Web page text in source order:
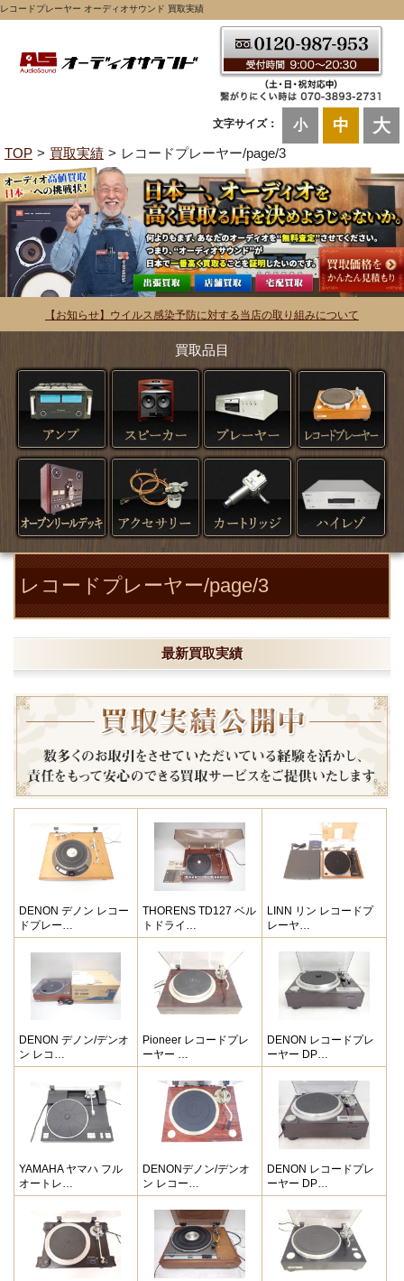
レコードプレーヤー オーディオサウンド 買取実績
文字サイズ： 小 中 大
TOP 買取実績 レコードプレーヤー/page/3
【お知らせ】ウイルス感染予防に対する当店の取り組みについて
買取品目
レコードプレーヤー/page/3
最新買取実績
DENON デノン レコー
ドプレー…
THORENS TD127 ベル
トドライ…
LINN リン レコードプ
レーヤ…
DENON デノン/デンオ
ン レコ…
Pioneer レコードプレ
ーヤー …
DENON レコードプレ
ーヤー DP…
YAMAHA ヤマハ フル
オートレ…
DENONデノン/デンオ
ン レコー…
DENON レコードプレ
ーヤー DP…